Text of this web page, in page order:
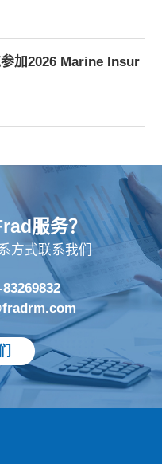
加2026 Marine Insur
服务？
方式联系我们